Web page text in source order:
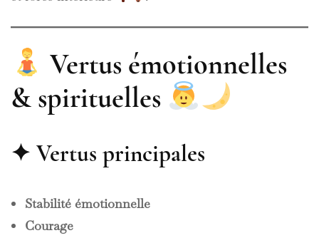
Vertus émotionnelles
& spirituelles
✦ Vertus principales
Stabilité émotionnelle
Courage